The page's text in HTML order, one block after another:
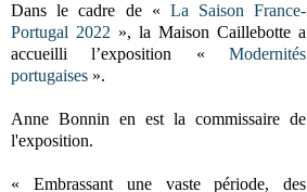
Dans le cadre de « La Saison France-
Portugal 2022 », la Maison Caillebotte a
accueilli l’exposition «Modernités
portugaises ».
Anne Bonnin en est la commissaire de
l'exposition.
« Embrassant une vaste période, des